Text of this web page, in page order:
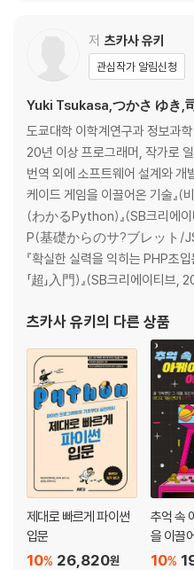
03-9 기준값을 두고 데이터를 나눠
03-10 퀵 정렬에서 가장 느릴 때와
03-11 퀵 정렬의 순서
03-12 안정된 정렬 알고리즘
03-13 고성능 정렬 ㅡ 병합 정렬
03-14 병합 정렬의 순서
03-15 병합 정렬의 시간 복잡도
03-16 병합 정렬의 공간 복잡도
04 숨기자 ㅡ 암호와 보안
04-1 알려지지 않게 숨겨요 ㅡ 암
04-2 열쇠 넘기기 ㅡ 공통 키 방식
04-4 누구세요? 본인이세요? ㅡ 인
04-5 도전! 프로그래밍 ㅡ 컴퓨터
05 생각하자 ㅡ 인공지능(AI)
05-1 신경세포처럼 딥러닝해요
05-2 도전! 인공 뉴런처럼 계산해
05-3 비슷한 무리를 모아요 ㅡ 클
부록 1 | 파이썬 설치하고 실행하기
부록 2 | 파이썬 인터프리터 실수
저 츠카사 유키
관심작가 알림신청
Yuki Tsukasa,つかさ ゆき,
도쿄대학 이학계연구과 정보과
20년 이상 프로그래머, 작가로
번역 외에 소프트웨어 설계와 개
케이드 게임을 이끌어온 기술』(
(わかるPython)』(SB크리에이
P(基礎からのサ?ブレット/
『확실한 실력을 익히는 PHP
「超」入門)』(SB크리에이티브,
츠카사 유키 의 다른 상품
제대로 빠르게 파이썬
입문
26,820원
10%
추억 속
을 이끌
10%